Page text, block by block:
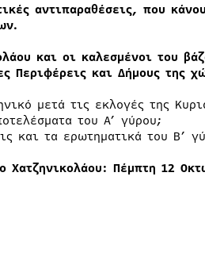
αντιπαραθέσεις, που
και οι καλεσμένοι του
Περιφέρεις και Δήμους της
μετά τις εκλογές της
του Α’ γύρου;
και τα ερωτηματικά του Β’
Πέμπτη 12